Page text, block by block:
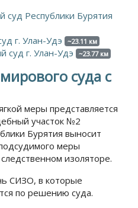
суд Республики Бурятия
г. Улан-Удэ ~23.11 км
суд г. Улан-Удэ ~23.77 км
суда с
меры представляется
участок №2
Бурятия выносит
меры
изоляторе.
СИЗО, в которые
по решению суда.